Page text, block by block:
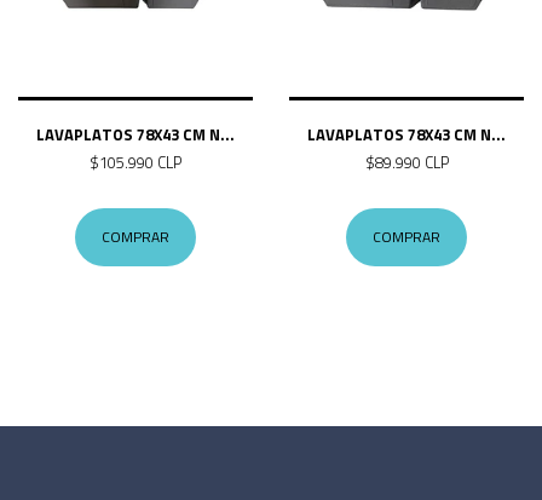
LAVAPLATOS 78X43 CM N...
$105.990 CLP
COMPRAR
LAVAPLATOS 78X43 CM N...
$89.990 CLP
COMPRAR